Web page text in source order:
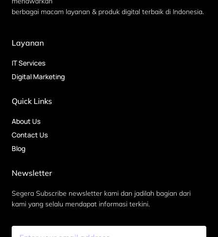
berbagai macam layanan & produk digital terbaik di Indonesia.
Layanan
IT Services
Digital Marketing
Quick Links
About Us
Contact Us
Blog
Newsletter
Segera Subscribe newsletter kami dan jadilah bagian dari
kami yang selalu mendapat informasi terkini.